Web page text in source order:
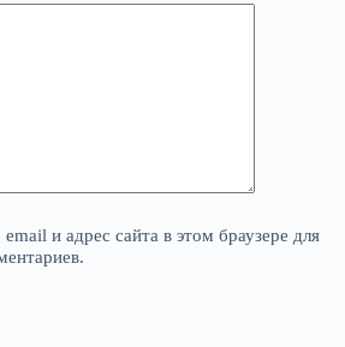
и адрес сайта в этом браузере для